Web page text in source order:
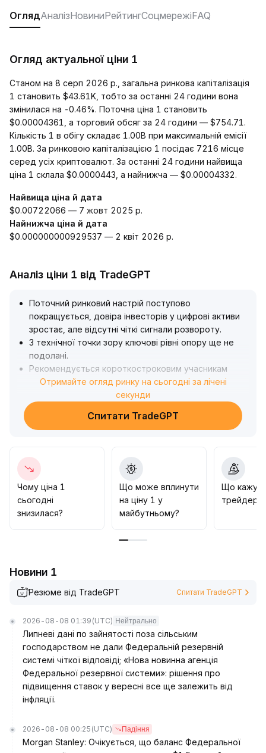
ОглядАналізНовиниРейтингСоцмережіFAQ
Огляд актуальної ціни 1
Станом на 8 серп 2026 р., загальна ринкова капіталізація
1 становить $43.61K, тобто за останні 24 години вона
змінилася на -0.46%. Поточна ціна 1 становить
$0.00004361, а торговий обсяг за 24 години — $754.71.
Кількість 1 в обігу складає 1.00B при максимальній емісії
1.00B. За ринковою капіталізацією 1 посідає 7216 місце
серед усіх криптовалют. За останні 24 години найвища
ціна 1 склала $0.0000443, а найнижча — $0.00004332.
Найвища ціна й дата
$0.00722066 — 7 жовт 2025 р.
Найнижча ціна й дата
$0.000000000929537 — 2 квіт 2026 р.
Аналіз ціни 1 від TradeGPT
Поточний ринковий настрій поступово
покращується, довіра інвесторів у цифрові активи
зростає, але відсутні чіткі сигнали розвороту.
З технічної точки зору ключові рівні опору ще не
подолані.
Рекомендується короткостроковим учасникам
залишатися насторожі, терпляче чекати
підтвердження у вигляді обсягів торгів і припливу
коштів на блокчейн, слідкувати за проривом
важливих рівнів опору зверху та уникати сліпого
Отримайте огляд ринку на сьогодні за лічені
секунди
Спитати TradeGPT
Чому ціна 1
сьогодні
знизилася?
Що може вплинути
на ціну 1 у
майбутньому?
Що
трейдери
Новини 1
Резюме від TradeGPT Спитати TradeGPT
2026-08-08 01:39 (UTC) Нейтрально
Липневі дані по зайнятості поза сільським
господарством не дали Федеральній резервній
системі чіткої відповіді; «Нова новинна агенція
Федеральної резервної системи»: рішення про
підвищення ставок у вересні все ще залежить від
інфляції.
2026-08-08 00:25 (UTC) Падіння
Morgan Stanley: Очікується, що баланс Федеральної